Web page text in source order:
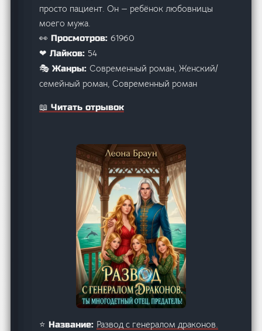
просто пациент. Он — ребёнок любовницы
моего мужа.
👀 Просмотров:61960
❤ Лайков: 54
🎭 Жанры:Современный роман, Женский/
семейный роман, Современный роман
📖 Читать отрывок
⭐ Название: Развод с генералом драконов.